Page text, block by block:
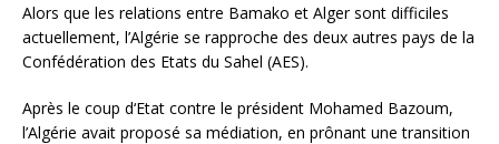
Alors que les relations entre Bamako et Alger sont difficiles
actuellement, l’Algérie se rapproche des deux autres pays de la
Confédération des Etats du Sahel (AES).
Après le coup d‘Etat contre le président Mohamed Bazoum,
l’Algérie avait proposé sa médiation, en prônant une transition